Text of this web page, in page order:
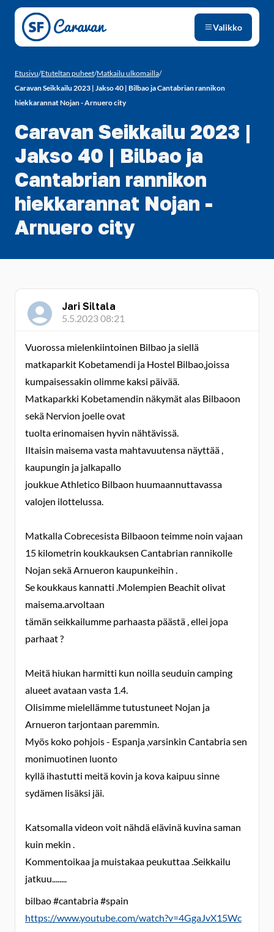
Siirry sivun sisältöön
Valikko
Etusivu/Etuteltan puheet/Matkailu ulkomailla/
Caravan Seikkailu 2023 | Jakso 40 | Bilbao ja Cantabrian rannikon
hiekkarannat Nojan - Arnuero city
Caravan Seikkailu 2023 |
Jakso 40 | Bilbao ja
Cantabrian rannikon
hiekkarannat Nojan -
Arnuero city
Jari Siltala
5.5.2023 08:21
Vuorossa mielenkiintoinen Bilbao ja siellä
matkaparkit Kobetamendi ja Hostel Bilbao,joissa
kumpaisessakin olimme kaksi päivää.
Matkaparkki Kobetamendin näkymät alas Bilbaoon
sekä Nervion joelle ovat
tuolta erinomaisen hyvin nähtävissä.
Iltaisin maisema vasta mahtavuutensa näyttää ,
kaupungin ja jalkapallo
joukkue Athletico Bilbaon huumaannuttavassa
valojen ilottelussa.
Matkalla Cobrecesista Bilbaoon teimme noin vajaan
15 kilometrin koukkauksen Cantabrian rannikolle
Nojan sekä Arnueron kaupunkeihin .
Se koukkaus kannatti .Molempien Beachit olivat
maisema.arvoltaan
tämän seikkailumme parhaasta päästä , ellei jopa
parhaat ?
Meitä hiukan harmitti kun noilla seuduin camping
alueet avataan vasta 1.4.
Olisimme mielellämme tutustuneet Nojan ja
Arnueron tarjontaan paremmin.
Myös koko pohjois - Espanja ,varsinkin Cantabria sen
monimuotinen luonto
kyllä ihastutti meitä kovin ja kova kaipuu sinne
sydämen lisäksi jäi.
Katsomalla videon voit nähdä elävinä kuvina saman
kuin mekin .
Kommentoikaa ja muistakaa peukuttaa .Seikkailu
jatkuu........
bilbao #cantabria #spain
https://www.youtube.com/watch?v=4GgaJvX15Wc